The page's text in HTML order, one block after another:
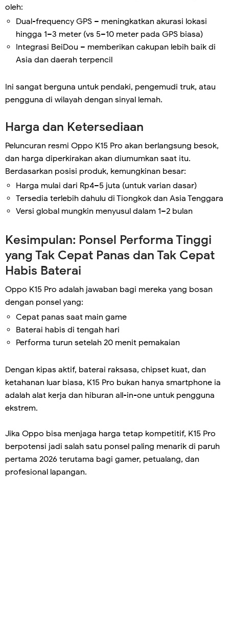
oleh:
Dual-frequency GPS – meningkatkan akurasi lokasi
hingga 1–3 meter (vs 5–10 meter pada GPS biasa)
Integrasi BeiDou – memberikan cakupan lebih baik di
Asia dan daerah terpencil
Ini sangat berguna untuk pendaki, pengemudi truk, atau
pengguna di wilayah dengan sinyal lemah.
Harga dan Ketersediaan
Peluncuran resmi Oppo K15 Pro akan berlangsung besok,
dan harga diperkirakan akan diumumkan saat itu.
Berdasarkan posisi produk, kemungkinan besar:
Harga mulai dari Rp4–5 juta (untuk varian dasar)
Tersedia terlebih dahulu di Tiongkok dan Asia Tenggara
Versi global mungkin menyusul dalam 1–2 bulan
Kesimpulan: Ponsel Performa Tinggi
yang Tak Cepat Panas dan Tak Cepat
Habis Baterai
Oppo K15 Pro adalah jawaban bagi mereka yang bosan
dengan ponsel yang:
Cepat panas saat main game
Baterai habis di tengah hari
Performa turun setelah 20 menit pemakaian
Dengan kipas aktif, baterai raksasa, chipset kuat, dan
ketahanan luar biasa, K15 Pro bukan hanya smartphone ia
adalah alat kerja dan hiburan all-in-one untuk pengguna
ekstrem.
Jika Oppo bisa menjaga harga tetap kompetitif, K15 Pro
berpotensi jadi salah satu ponsel paling menarik di paruh
pertama 2026 terutama bagi gamer, petualang, dan
profesional lapangan.